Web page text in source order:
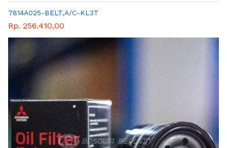
7814A025-BELT,A/C-KL3T
Rp. 256.410,00